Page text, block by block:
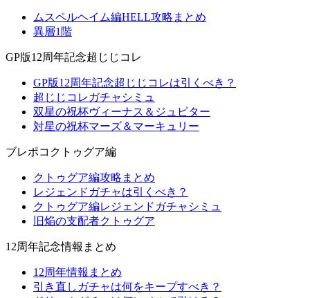
ムスペルヘイム編HELL攻略まとめ
異層1階
GP版12周年記念超じじコレ
GP版12周年記念超じじコレは引くべき？
超じじコレガチャシミュ
双星の祝杯ヴィーナス＆ジュピター
対星の祝杯マーズ＆マーキュリー
ブレポコクトゥグア編
クトゥグア編攻略まとめ
レジェンドガチャは引くべき？
クトゥグア編レジェンドガチャシミュ
旧焔の支配者クトゥグア
12周年記念情報まとめ
12周年情報まとめ
引き直しガチャは何をキープすべき？